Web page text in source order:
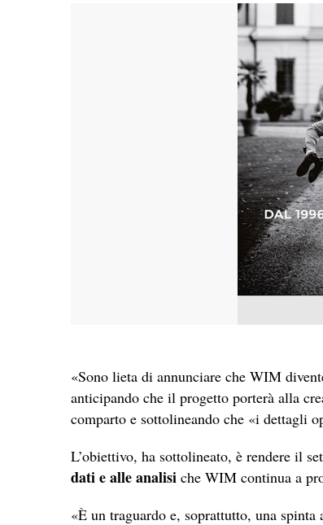
«Sono lieta di annunciare che WIM
anticipando che il progetto porterà alla
comparto e sottolineando che «i dettagli
L’obiettivo, ha sottolineato, è rendere il
dati e alle analisi che WIM continua a
«È un traguardo e, soprattutto, una